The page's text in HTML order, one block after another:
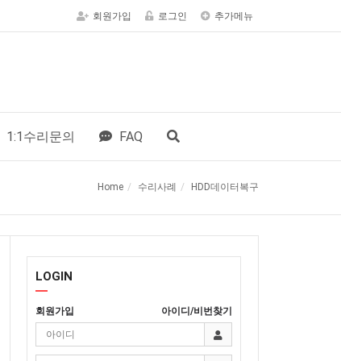
회원가입 로그인 추가메뉴
1:1수리문의 FAQ
Home 수리사례 HDD데이터복구
LOGIN
회원가입 아이디/비번찾기